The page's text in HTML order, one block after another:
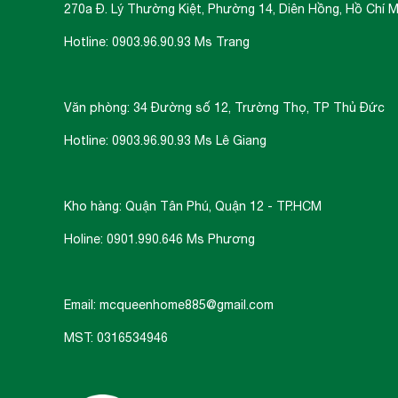
270a Đ. Lý Thường Kiệt, Phường 14, Diên Hồng, Hồ Chí
Hotline: 0903.96.90.93 Ms Trang
Văn phòng: 34 Đường số 12, Trường Thọ, TP Thủ Đức
Hotline: 0903.96.90.93 Ms Lê Giang
Kho hàng: Quận Tân Phú, Quận 12 - TP.HCM
Holine: 0901.990.646 Ms Phương
Email: mcqueenhome885@gmail.com
MST: 0316534946